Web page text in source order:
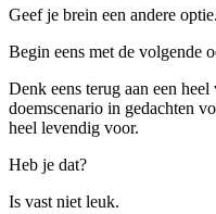
Geef je brein een andere optie.
Begin eens met de volgende
Denk eens terug aan een
doemscenario in gedachten
heel levendig voor.
Heb je dat?
Is vast niet leuk.